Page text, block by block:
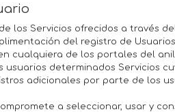
los Servicios ofrecidos a través
del registro de
cualquiera de los portales del
usuarios determinados Servicios
adicionales por parte de los
a seleccionar, usar y